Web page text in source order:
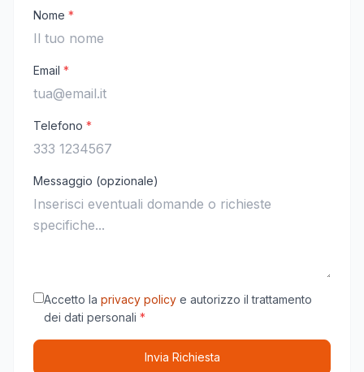
Nome *
Email *
Telefono *
Messaggio (opzionale)
Accetto la privacy policy e autorizzo il trattamento
dei dati personali *
Invia Richiesta